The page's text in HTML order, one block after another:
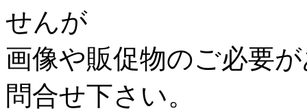
せんが
画像や販促物のご必要
問合せ下さい。